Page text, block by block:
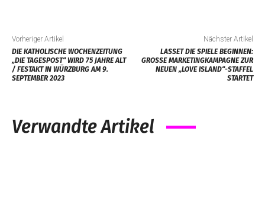
Vorheriger Artikel
DIE KATHOLISCHE WOCHENZEITUNG
„DIE TAGESPOST“ WIRD 75 JAHRE ALT
/ FESTAKT IN WÜRZBURG AM 9.
SEPTEMBER 2023
Nächster Artikel
LASSET DIE SPIELE BEGINNEN:
GROSSE MARKETINGKAMPAGNE ZUR N
EUEN „LOVE ISLAND“-STAFFEL S
TARTET
Verwandte Artikel